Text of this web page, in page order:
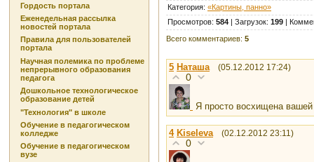
Гордость портала
Еженедельная рассылка
новостей портала
Правила для пользователей
портала
Научная полемика по проблеме
непрерывного образования
педагога
Дошкольное технологическое
образование детей
"Технология" в школе
Обучение в педагогическом
колледже
Обучение в педагогическом
вузе
Категория: «Картины, панно»
Просмотров: 584 | Загрузок: 199 |
Всего комментариев: 5
5 Наташа (05.12.2012 17:24)
0
Я просто восхищена
4 Kiseleva (02.12.2012 23:11)
0